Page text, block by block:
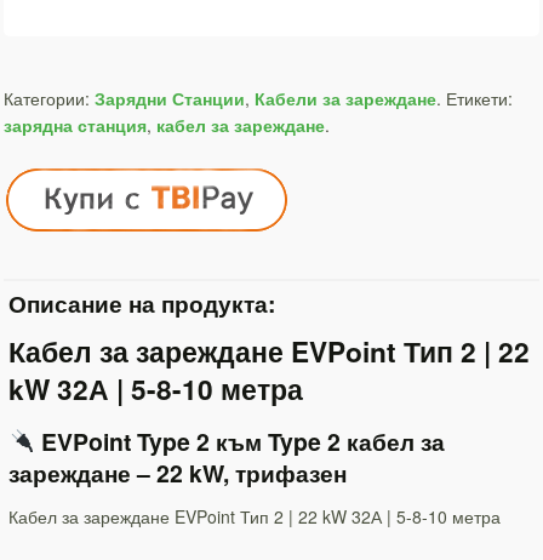
Категории: Зарядни Станции, Кабели за зареждане. Етикети:
зарядна станция, кабел за зареждане.
Описание на продукта:
Кабел за зареждане EVPoint Тип 2 | 22
kW 32А | 5-8-10 метра
EVPoint Type 2 към Type 2 кабел за
зареждане – 22 kW, трифазен
Кабел за зареждане EVPoint Тип 2 | 22 kW 32А | 5-8-10 метра